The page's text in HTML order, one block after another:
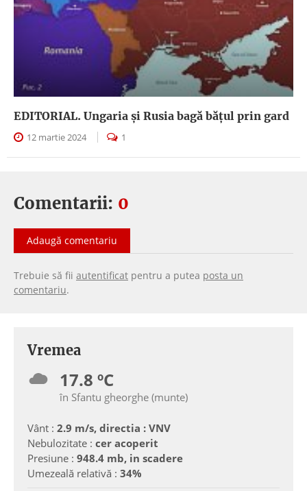
EDITORIAL. Ungaria şi Rusia bagă băţul prin gard
12 martie 2024 1
Comentarii: 0
Adaugă comentariu
Trebuie să fii autentificat pentru a putea posta un
comentariu.
Vremea
17.8 ºC
în Sfantu gheorghe (munte)
Vânt : 2.9 m/s, directia : VNV
Nebulozitate : cer acoperit
Presiune : 948.4 mb, in scadere
Umezeală relativă : 34%